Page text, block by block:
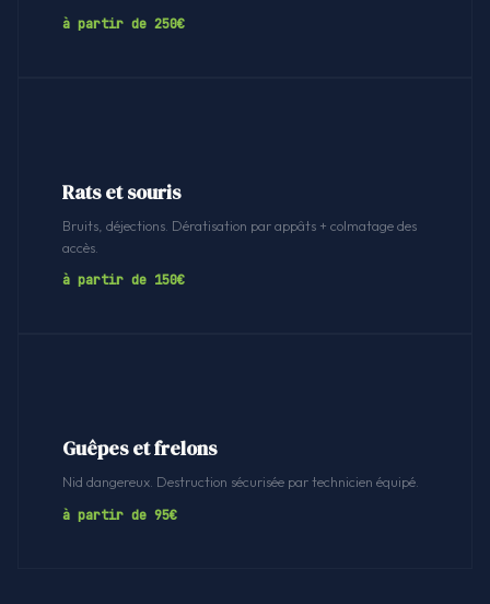
à partir de 250€
Rats et souris
Bruits, déjections. Dératisation par appâts + colmatage des
accès.
à partir de 150€
Guêpes et frelons
Nid dangereux. Destruction sécurisée par technicien équipé.
à partir de 95€